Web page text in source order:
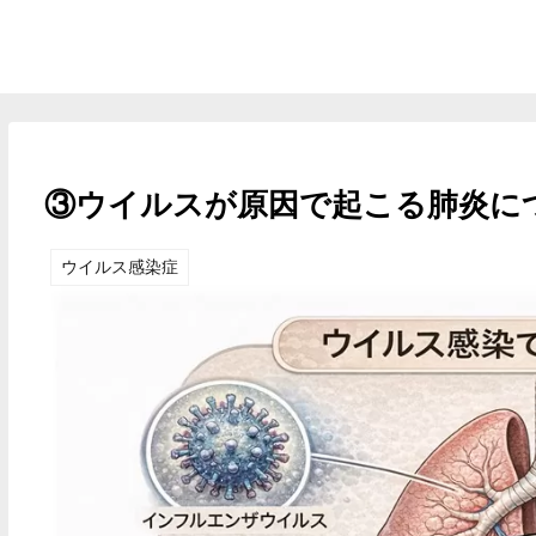
③ウイルスが原因で起こる肺炎に
ウイルス感染症